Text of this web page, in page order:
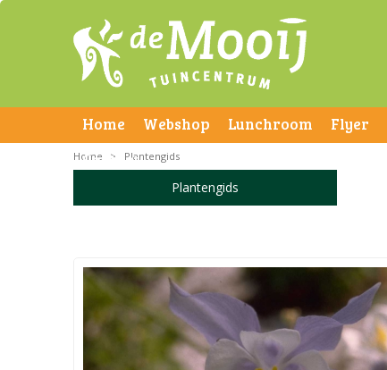
Home Webshop Lunchroom Flyer
Contact
Home > Plantengids
Plantengids